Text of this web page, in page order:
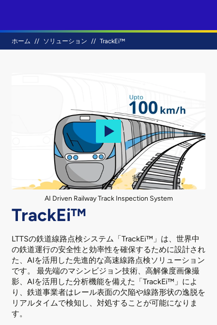
パンくず
ホーム ソリューション TrackEi™
TrackEi™
LTTSの鉄道線路点検システム「TrackEi™」は、世界中
の鉄道運行の安全性と効率性を確保するために設計され
た、AIを活用した先進的な高速線路点検ソリューション
です。 最先端のマシンビジョン技術、高解像度画像撮
影、AIを活用した分析機能を備えた「TrackEi™」によ
り、鉄道事業者はレール表面の欠陥や線路形状の逸脱を
リアルタイムで検知し、対処することが可能になりま
す。
AI Driven Railway Track Inspection System